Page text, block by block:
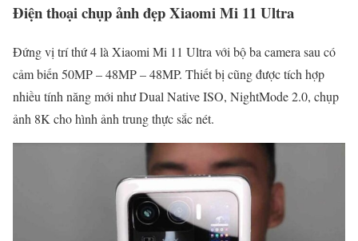
Điện thoại chụp ảnh đẹp Xiaomi Mi 11 Ultra
Đứng vị trí thứ 4 là Xiaomi Mi 11 Ultra với bộ ba camera sau có
cảm biến 50MP – 48MP – 48MP. Thiết bị cũng được tích hợp
nhiều tính năng mới như Dual Native ISO, NightMode 2.0, chụp
ảnh 8K cho hình ảnh trung thực sắc nét.